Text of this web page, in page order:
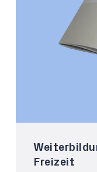
Freizeit